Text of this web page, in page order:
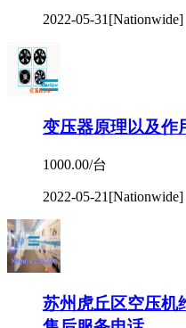
苏州虎丘区空压机
售后服务电话
Negotiable
2022-05-16 [Nationwide]
阿特拉斯GL55-